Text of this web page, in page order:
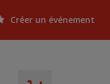
Créer un événement